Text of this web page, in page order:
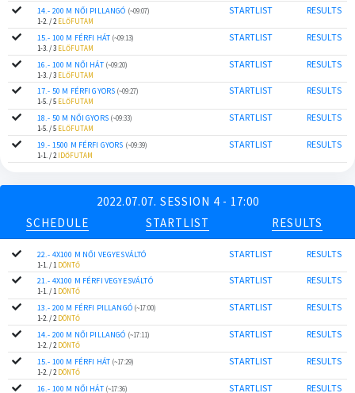
14.- 200 M NŐI PILLANGÓ (~09:07)
1-2. / 2 ELŐFUTAM
STARTLIST RESULTS
15.- 100 M FÉRFI HÁT (~09:13)
1-3. / 3 ELŐFUTAM
STARTLIST RESULTS
16.- 100 M NŐI HÁT (~09:20)
1-3. / 3 ELŐFUTAM
STARTLIST RESULTS
17.- 50 M FÉRFI GYORS (~09:27)
1-5. / 5 ELŐFUTAM
STARTLIST RESULTS
18.- 50 M NŐI GYORS (~09:33)
1-5. / 5 ELŐFUTAM
STARTLIST RESULTS
19.- 1500 M FÉRFI GYORS (~09:39)
1-1. / 2 IDŐFUTAM
STARTLIST RESULTS
2022.07.07. SESSION 4 - 17:00
SCHEDULE
STARTLIST RESULTS
22.- 4X100 M NŐI VEGYESVÁLTÓ
1-1. / 1 DÖNTŐ
STARTLIST RESULTS
21.- 4X100 M FÉRFI VEGYESVÁLTÓ
1-1. / 1 DÖNTŐ
STARTLIST RESULTS
13.- 200 M FÉRFI PILLANGÓ (~17:00)
1-2. / 2DÖNTŐ
STARTLIST RESULTS
14.- 200 M NŐI PILLANGÓ (~17:11)
1-2. / 2 DÖNTŐ
STARTLIST RESULTS
15.- 100 M FÉRFI HÁT (~17:29)
1-2. / 2 DÖNTŐ
STARTLIST RESULTS
16.- 100 M NŐI HÁT (~17:36)
STARTLIST RESULTS